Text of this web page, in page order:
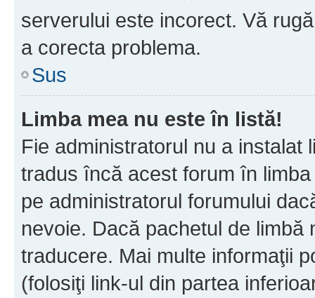
serverului este incorect. Vă
a corecta problema.
Sus
Limba mea nu este în listă!
Fie administratorul nu a instalat
tradus încă acest forum în
pe administratorul forumului
nevoie. Dacă pachetul de
traducere. Mai multe informaţii
(folosiţi link-ul din partea